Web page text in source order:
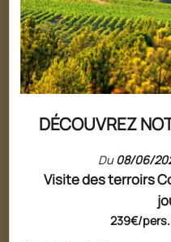
DÉCOUVREZ
Du08/06/
Visite des terroirs
239€/pers.
Des